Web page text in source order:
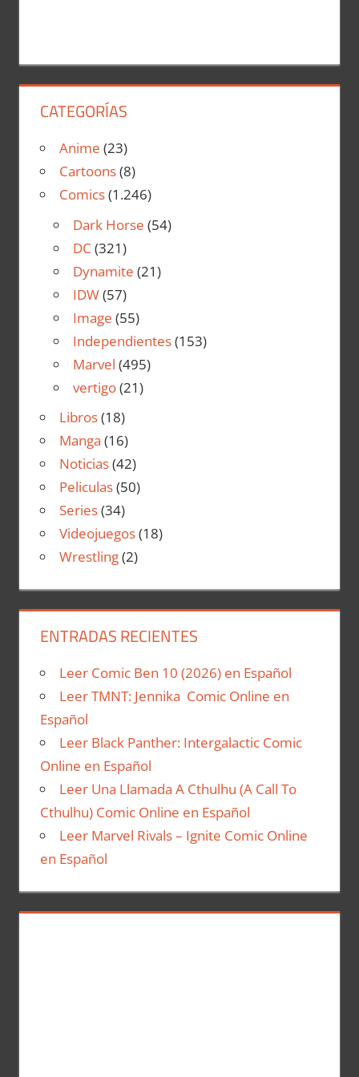
CATEGORÍAS
Anime (23)
Cartoons(8)
Comics(1.246)
Dark Horse (54)
DC (321)
Dynamite (21)
IDW(57)
Image (55)
Independientes(153)
Marvel (495)
vertigo(21)
Libros(18)
Manga (16)
Noticias(42)
Peliculas(50)
Series(34)
Videojuegos(18)
Wrestling(2)
ENTRADAS RECIENTES
Leer Comic Ben 10 (2026) en Español
Leer TMNT: Jennika Comic Online en
Español
Leer Black Panther: Intergalactic Comic
Online en Español
Leer Una Llamada A Cthulhu (A Call To
Cthulhu) Comic Online en Español
Leer Marvel Rivals – Ignite Comic Online
en Español